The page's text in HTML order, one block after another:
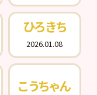
ひろきち
2026.01.08
こうちゃん